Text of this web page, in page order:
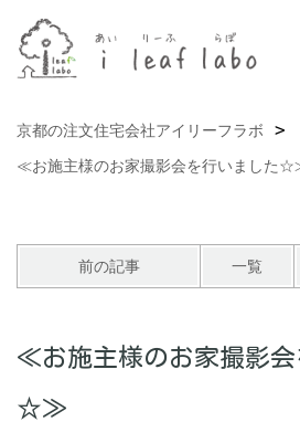
京都の注文住宅会社アイリーフラボ
≪お施主様のお家撮影会を行いました
前の記事 一覧
≪お施主様のお家撮影会
☆≫